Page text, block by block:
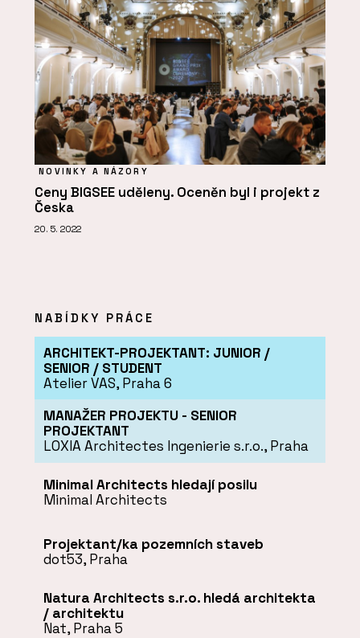
NOVINKY A NÁZORY
Ceny BIGSEE uděleny. Oceněn byl i projekt z
Česka
20. 5. 2022
NABÍDKY PRÁCE
ARCHITEKT-PROJEKTANT: JUNIOR /
SENIOR / STUDENT
Atelier VAS, Praha 6
MANAŽER PROJEKTU - SENIOR
PROJEKTANT
LOXIA Architectes Ingenierie s.r.o., Praha
Minimal Architects hledají posilu
Minimal Architects
Projektant/ka pozemních staveb
dot53, Praha
Natura Architects s.r.o. hledá architekta
/ architektu
Nat, Praha 5